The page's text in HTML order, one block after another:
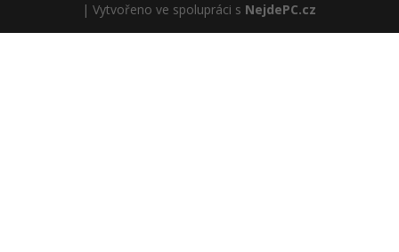
| Vytvořeno ve spolupráci s NejdePC.cz